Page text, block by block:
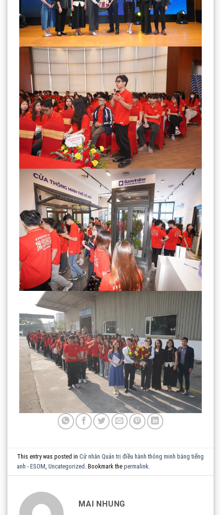
This entry was posted inCử nhân Quản trị điều hành thông minh bằng tiếng
anh - ESOM ,Uncategorized . Bookmark thepermalink
MAI NHUNG